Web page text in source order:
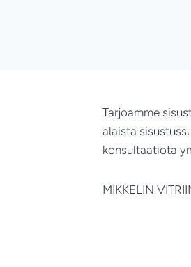
Tarjoamme
alaista
konsultaatiota
MIKKELIN